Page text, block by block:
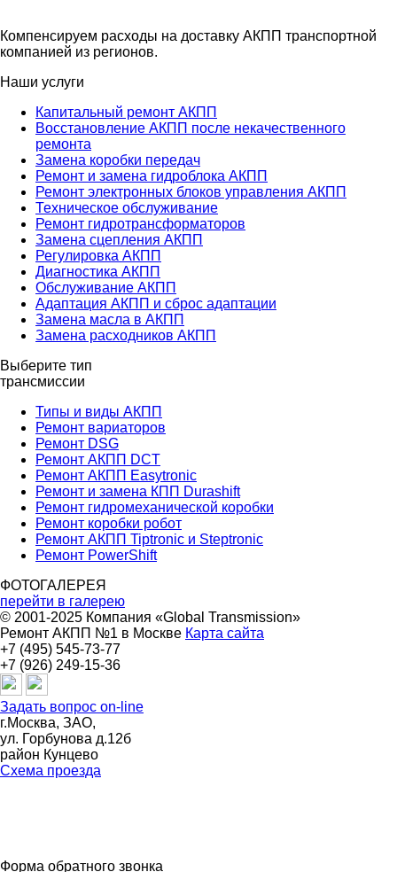
Компенсируем расходы на доставку АКПП транспортной
компанией из регионов.
Наши услуги
Капитальный ремонт АКПП
Восстановление АКПП после некачественного
ремонта
Замена коробки передач
Ремонт и замена гидроблока АКПП
Ремонт электронных блоков управления АКПП
Техническое обслуживание
Ремонт гидротрансформаторов
Замена сцепления АКПП
Регулировка АКПП
Диагностика АКПП
Обслуживание АКПП
Адаптация АКПП и сброс адаптации
Замена масла в АКПП
Замена расходников АКПП
Выберите тип
трансмиссии
Типы и виды АКПП
Ремонт вариаторов
Ремонт DSG
Ремонт АКПП DCT
Ремонт АКПП Easytronic
Ремонт и замена КПП Durashift
Ремонт гидромеханической коробки
Ремонт коробки робот
Ремонт АКПП Tiptronic и Steptronic
Ремонт PowerShift
ФОТОГАЛЕРЕЯ
перейти в галерею
© 2001-2025 Компания «Global Transmission»
Ремонт АКПП №1 в Москве Карта сайта
+7 (495) 545-73-77
+7 (926) 249-15-36
Задать вопрос on-line
г.Москва, ЗАО,
ул. Горбунова д.12б
район Кунцево
Схема проезда
Форма обратного звонка